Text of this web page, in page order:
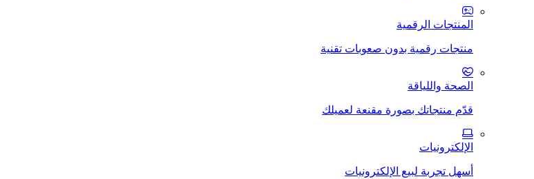
المنتجات الرقمية
منتجات رقمية بدون صعوبات تقنية
الصحة واللياقة
قدّم منتجاتك بصورة مقنعة لعميلك
الإلكترونيات
أسهل تجربة لبيع الإلكترونيات